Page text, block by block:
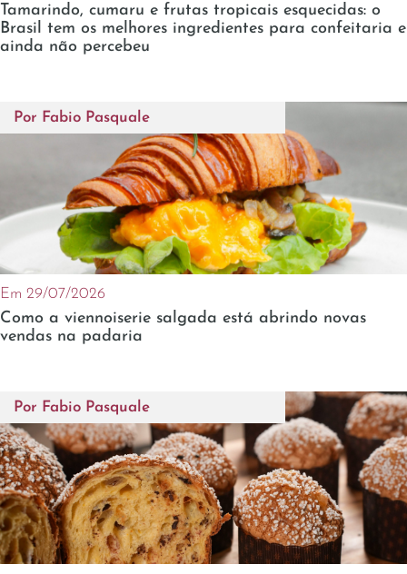
Tamarindo, cumaru e frutas tropicais esquecidas: o
Brasil tem os melhores ingredientes para confeitaria e
ainda não percebeu
Por Fabio Pasquale
Em 29/07/2026
Como a viennoiserie salgada está abrindo novas
vendas na padaria
Por Fabio Pasquale